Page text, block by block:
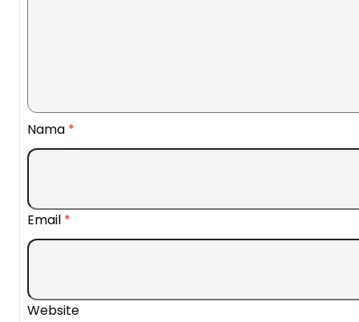
Nama *
Email *
Website